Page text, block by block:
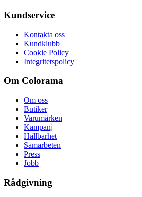
Kundservice
Kontakta oss
Kundklubb
Cookie Policy
Integritetspolicy
Om Colorama
Om oss
Butiker
Varumärken
Kampanj
Hållbarhet
Samarbeten
Press
Jobb
Rådgivning